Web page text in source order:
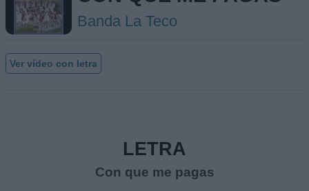
Banda La Teco
Ver vídeo con letra
LETRA
Con que me pagas